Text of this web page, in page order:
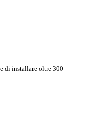
di installare oltre 300